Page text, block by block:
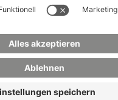
Kontakt Lageplan